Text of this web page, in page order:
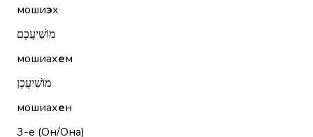
мошиэх
מוֹשִׁיעֲכֶם
мошиахем
מוֹשִׁיעֲכֶן
мошиахен
3-е (Он/Она)